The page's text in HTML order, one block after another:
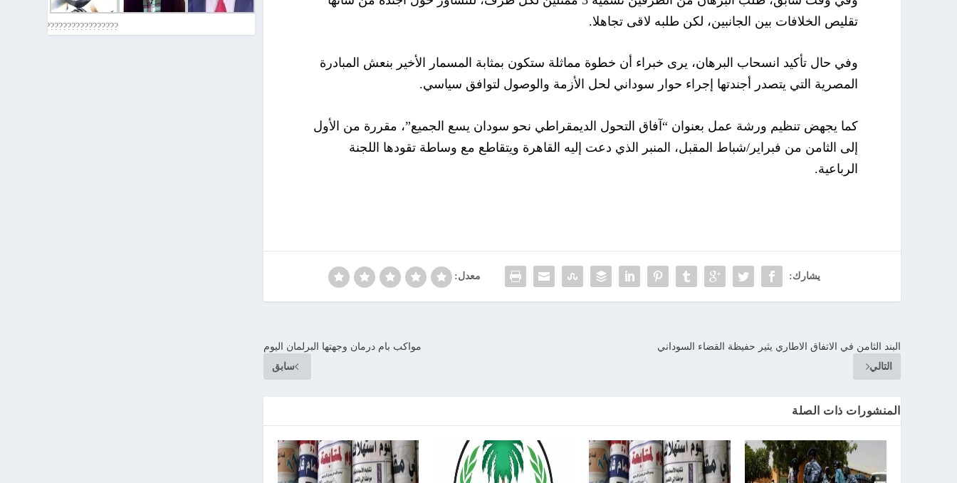
تقليص الخلافات بين الجانبين، لكن طلبه لاقى تجاهلا.
وفي حال تأكيد انسحاب البرهان، يرى خبراء أن خطوة مماثلة ستكون بمثابة المسمار الأخير بنعش المبادرة
المصرية التي يتصدر أجندتها إجراء حوار سوداني لحل الأزمة والوصول لتوافق سياسي.
كما يجهض تنظيم ورشة عمل بعنوان “آفاق التحول الديمقراطي نحو سودان يسع الجميع”، مقررة من الأول
إلى الثامن من فبراير/شباط المقبل، المنبر الذي دعت إليه القاهرة ويتقاطع مع وساطة تقودها اللجنة
الرباعية.
يشارك: معدل:
مواكب بام درمان وجهتها البرلمان اليوم
سابق
البند الثامن في الاتفاق الاطاري يثير حفيظة القضاء السوداني
التالي
المنشورات ذات الصلة